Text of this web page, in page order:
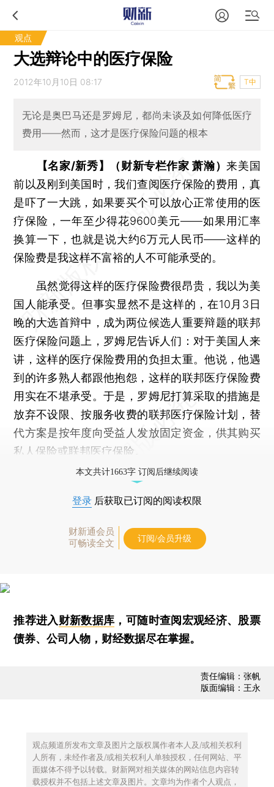
观点
大选辩论中的医疗保险
2012年10月10日 08:17 T中
无论是奥巴马还是罗姆尼，都尚未谈及如何降低医疗
费用——然而，这才是医疗保险问题的根本
【名家/新秀】（财新专栏作家 萧瀚）来美国
前以及刚到美国时，我们查阅医疗保险的费用，真
是吓了一大跳，如果要买个可以放心正常使用的医
疗保险，一年至少得花9600美元——如果用汇率
换算一下，也就是说大约6万元人民币——这样的
保险费是我这样不富裕的人不可能承受的。
虽然觉得这样的医疗保险费很昂贵，我以为美
国人能承受。但事实显然不是这样的，在10月3日
晚的大选首辩中，成为两位候选人重要辩题的联邦
医疗保险问题上，罗姆尼告诉人们：对于美国人来
讲，这样的医疗保险费用的负担太重。他说，他遇
到的许多熟人都跟他抱怨，这样的联邦医疗保险费
用实在不堪承受。于是，罗姆尼打算采取的措施是
放弃不设限、按服务收费的联邦医疗保险计划，替
代方案是按年度向受益人发放固定资金，供其购买
私人保险或联邦医疗保险。
本文共计1663字 订阅后继续阅读
登录 后获取已订阅的阅读权限
财新通会员
可畅读全文
订阅/会员升级
推荐进入财新数据库 ，可随时查阅宏观经济、股票
债券、公司人物，财经数据尽在掌握。
责任编辑：张帆
版面编辑：王永
观点频道所发布文章及图片之版权属作者本人及/或相关权利
人所有，未经作者及/或相关权利人单独授权，任何网站、平
面媒体不得予以转载。财新网对相关媒体的网站信息内容转
载授权并不包括上述文章及图片。文章均为作者个人观点，